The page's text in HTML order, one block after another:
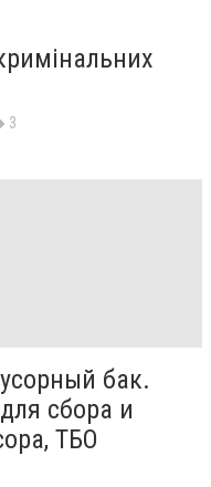
3
бак.
сбора и
ТБО